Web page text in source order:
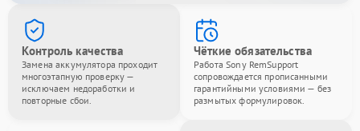
Контроль качества
Замена аккумулятора проходит
многоэтапную проверку —
исключаем недоработки и
повторные сбои.
Чёткие обязательства
Работа Sony RemSupport
сопровождается прописанными
гарантийными условиями — без
размытых формулировок.